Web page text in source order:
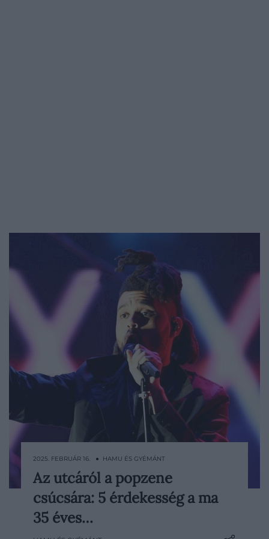
Korunk egyik legnagyobb popsztárja, The
Weeknd már 15 éve aktívan formálja, amit
a könnyűzenéről gondolunk, időközben
2025. FEBRUÁR 16. ● HAMU ÉS GYÉMÁNT
Az utcáról a popzene
csúcsára: 5 érdekesség a ma
35 éves…